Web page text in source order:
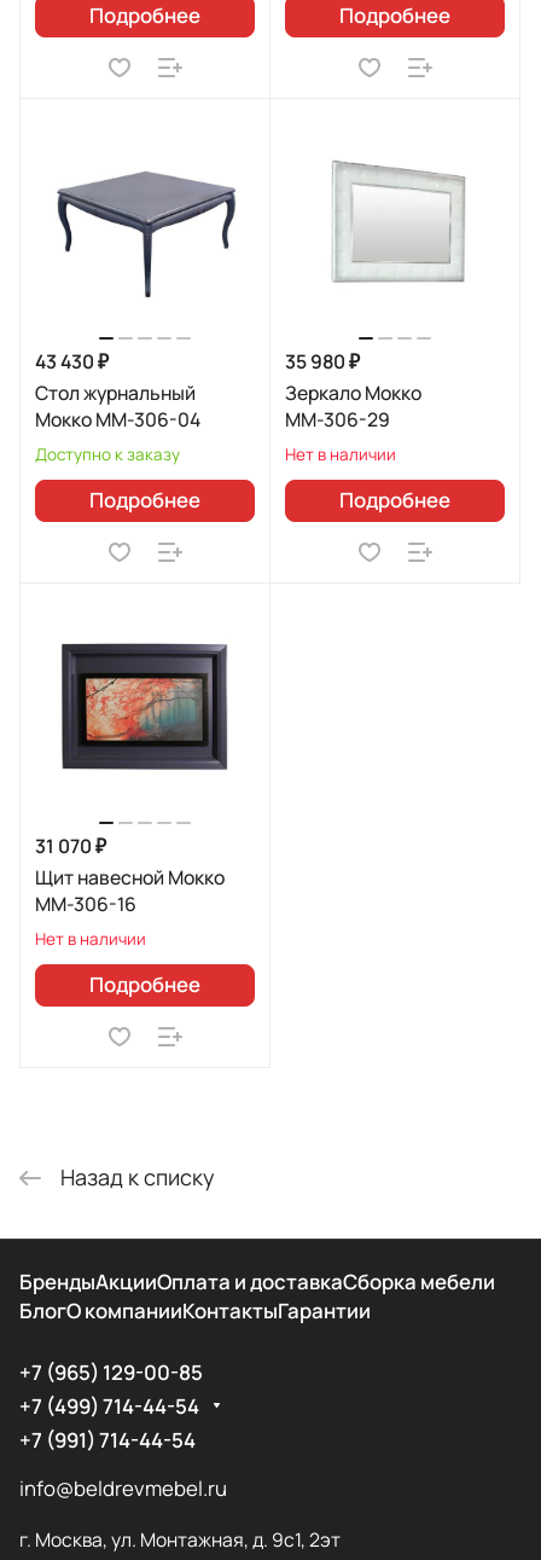
Подробнее Подробнее
43 430 ₽
Стол журнальный
Мокко ММ-306-04
Доступно к заказу
Подробнее
35 980 ₽
Зеркало Мокко
ММ-306-29
Нет в наличии
Подробнее
31 070 ₽
Щит навесной Мокко
ММ-306-16
Нет в наличии
Подробнее
Назад к списку
БрендыАкцииОплата и доставкаСборка мебели
БлогО компанииКонтактыГарантии
+7 (965) 129-00-85
+7 (499) 714-44-54
+7 (991) 714-44-54
info@beldrevmebel.ru
г. Москва, ул. Монтажная, д. 9с1, 2эт